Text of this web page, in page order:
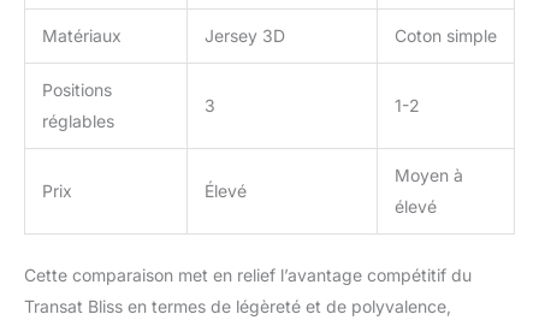
Matériaux Jersey 3D Coton simple
Positions
réglables
3 1-2
Prix Élevé
Moyen à
élevé
Cette comparaison met en relief l’avantage compétitif du
Transat Bliss en termes de légèreté et de polyvalence,